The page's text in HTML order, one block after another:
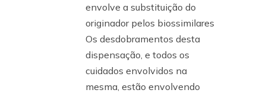
envolve a substituição do
originador pelos biossimilares
Os desdobramentos desta
dispensação, e todos os
cuidados envolvidos na
mesma, estão envolvendo